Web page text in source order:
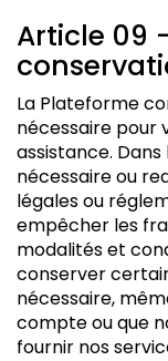
Article 09
La Plateforme
nécessaire pour
assistance.
nécessaire ou
légales ou
empêcher les
modalités et
conserver
nécessaire,
compte ou que
fournir nos